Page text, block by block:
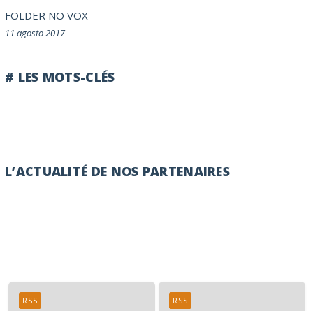
FOLDER NO VOX
11 agosto 2017
# LES MOTS-CLÉS
L’ACTUALITÉ DE NOS PARTENAIRES
RSS RSS